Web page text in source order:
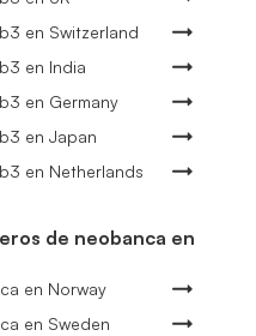
en Switzerland
en India
en Germany
en Japan
en Netherlands
de neobanca en
en Norway
en Sweden